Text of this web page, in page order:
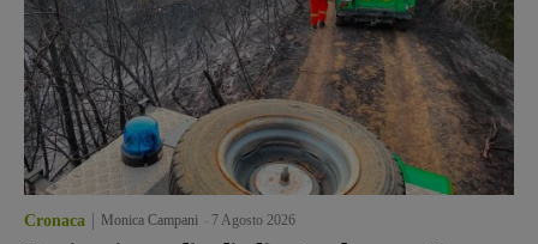
Cronaca Monica Campani 7 Agosto 2026